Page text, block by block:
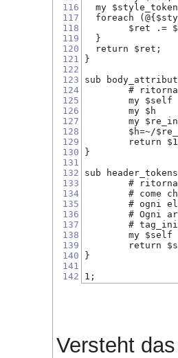
116
117
118
119
120
121
122
123
124
125
126
127
128
129
130
131
132
133
134
135
136
137
138
139
140
141
142
my
foreach
$ret
  }
  return $ret;
}
sub
#
$h=~/
return
}
sub
#
# come
# ogni
# Ogni
#
return
}
1;
Versteht